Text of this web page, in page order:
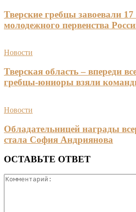
Тверские гребцы завоевали
молодежного первенства
Новости
Тверская область – впереди
гребцы-юниоры взяли
Новости
Обладательницей награды
стала София Андриянова
ОСТАВЬТЕ ОТВЕТ